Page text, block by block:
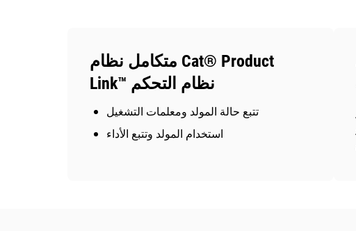
متكامل نظام Cat® Product
Link™ نظام التحكم
تتبع حالة المولد ومعلمات التشغيل
استخدام المولد وتتبع الأداء